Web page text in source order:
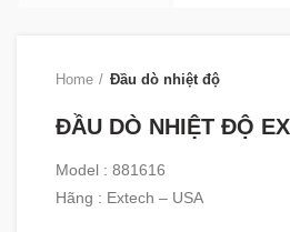
Home Đầu dò nhiệt độ
ĐẦU DÒ NHIỆT ĐỘ
Model : 881616
Hãng : Extech – USA